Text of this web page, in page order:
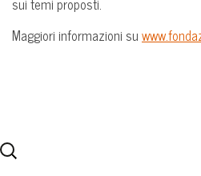
Maggiori informazioni su